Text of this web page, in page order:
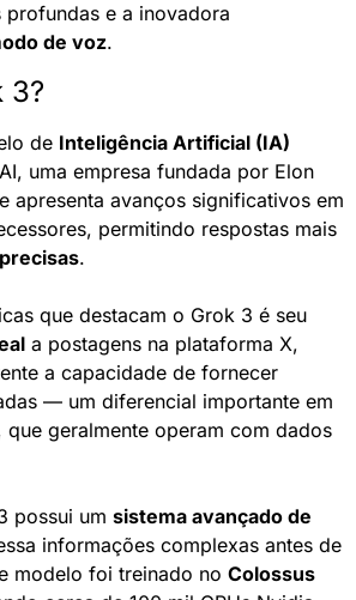
profundas e a inovadora
de voz.
3?
de Inteligência Artificial (IA)
uma empresa fundada por Elon
apresenta avanços significativos em
relação a seus predecessores, permitindo respostas mais
precisas.
Uma das características que destacam o Grok 3 é seu
a postagens na plataforma X,
a capacidade de fornecer
— um diferencial importante em
que geralmente operam com dados
possui um sistema avançado de
informações complexas antes de
modelo foi treinado no Colossus